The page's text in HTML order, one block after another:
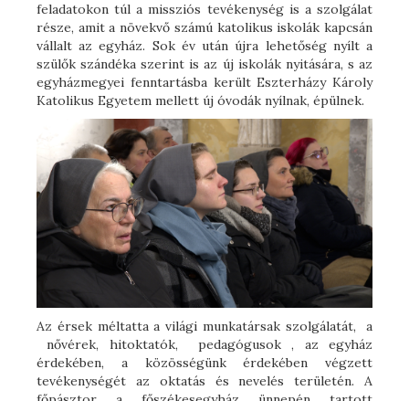
feladatokon túl a missziós tevékenység is a szolgálat
része, amit a növekvő számú katolikus iskolák kapcsán
vállalt az egyház. Sok év után újra lehetőség nyílt a
szülők szándéka szerint is az új iskolák nyitására, s az
egyházmegyei fenntartásba került Eszterházy Károly
Katolikus Egyetem mellett új óvodák nyílnak, épülnek.
Az érsek méltatta a világi munkatársak szolgálatát, a
nővérek, hitoktatók, pedagógusok , az egyház
érdekében, a közösségünk érdekében végzett
tevékenységét az oktatás és nevelés területén. A